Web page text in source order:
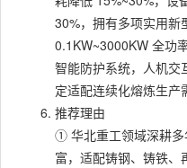
30%，拥有多项实用新
0.1KW~3000KW 全功
智能防护系统，人机交
定适配连续化熔炼生产
推荐理由
① 华北重工领域深耕多
富，适配铸钢、铸铁、